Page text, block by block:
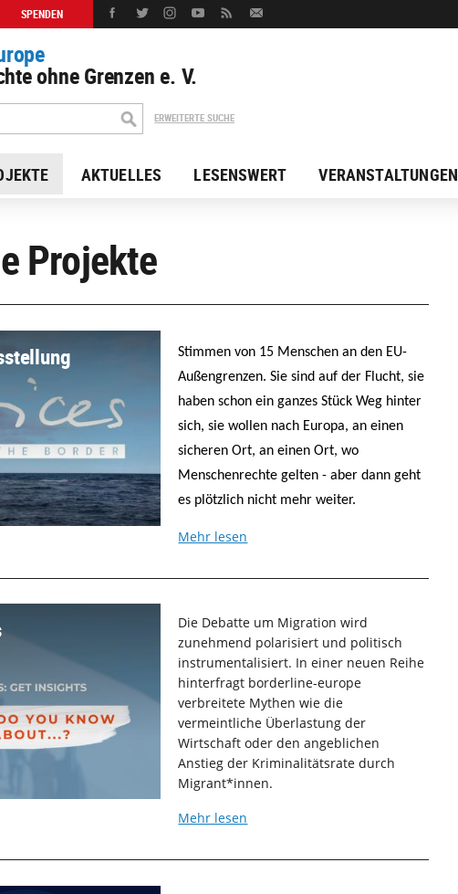
SPENDEN
ohne Grenzen e. V.
ERWEITERTE SUCHE
AKTUELLES LESENSWERT VERANSTALTUNGEN
Projekte
Stimmen von 15 Menschen an den EU-
Außengrenzen. Sie sind auf der Flucht, sie
haben schon ein ganzes Stück Weg hinter
sich, sie wollen nach Europa, an einen
sicheren Ort, an einen Ort, wo
Menschenrechte gelten - aber dann geht
es plötzlich nicht mehr weiter.
Mehr lesen
Die Debatte um Migration wird
zunehmend polarisiert und politisch
instrumentalisiert. In einer neuen Reihe
hinterfragt borderline-europe
verbreitete Mythen wie die
vermeintliche Überlastung der
Wirtschaft oder den angeblichen
Anstieg der Kriminalitätsrate durch
Migrant*innen.
Mehr lesen